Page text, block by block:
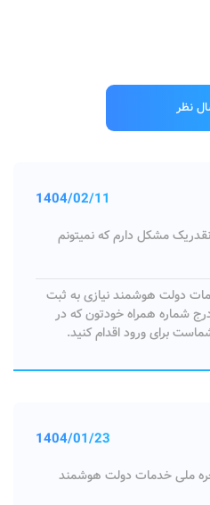
1404/02/11
مشکل دارم که نمیتونم
دولت هوشمند نیازی به ثبت
شماره همراه خودتون که در
برای ورود اقدام کنید.
1404/01/23
ملی خدمات دولت هوشمند